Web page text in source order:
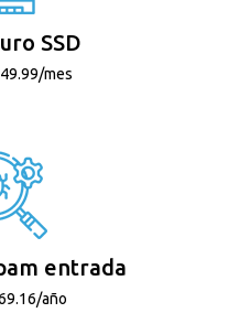
SSD
mes
entrada
año